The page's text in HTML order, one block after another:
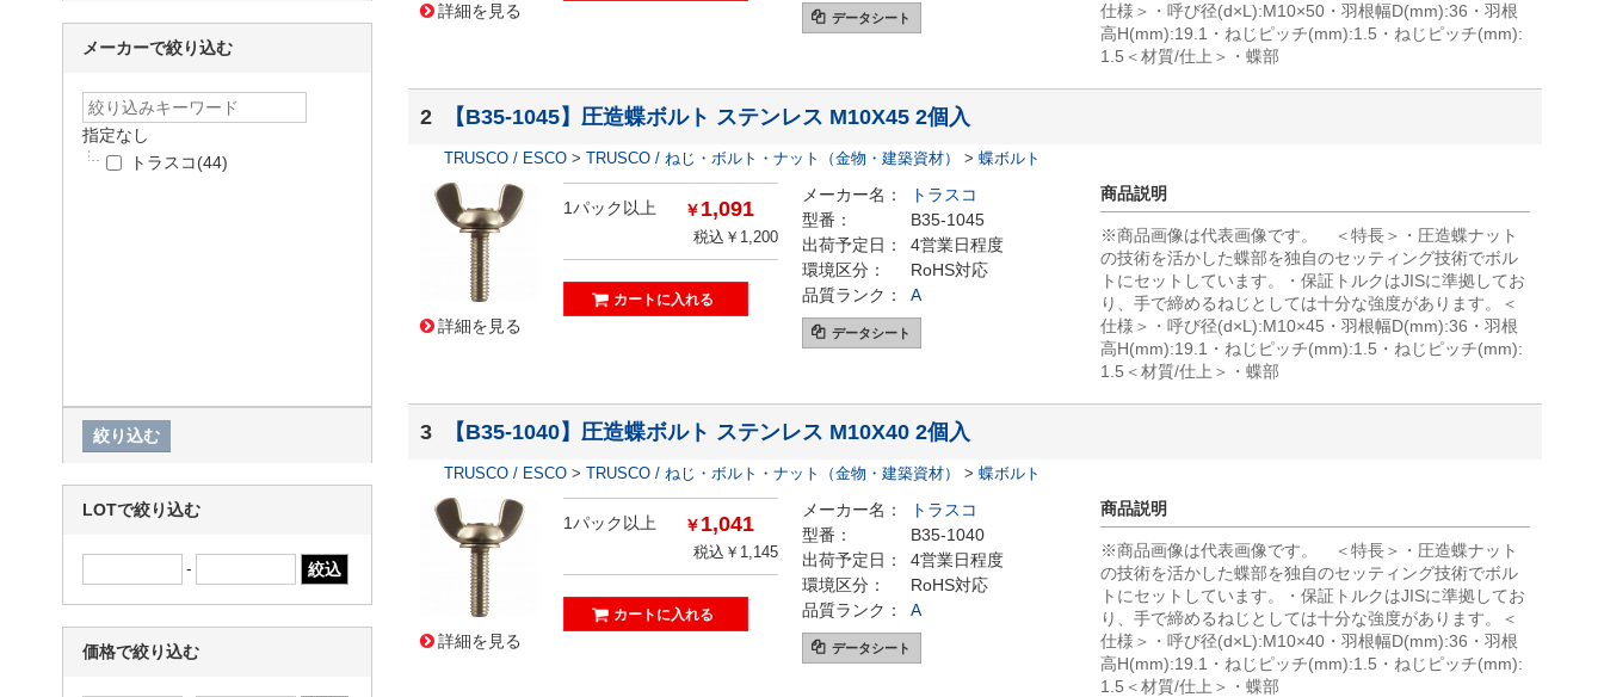
詳細を見る データシート
仕様＞・呼び径(d×L):M10×50・羽根幅D(mm):36・羽根
高H(mm):19.1・ねじピッチ(mm):1.5・ねじピッチ(mm):
1.5＜材質/仕上＞・蝶部
2 【B35-1045】圧造蝶ボルト ステンレス M10X45 2個入
TRUSCO / ESCO > TRUSCO / ねじ・ボルト・ナット（金物・建築資材） > 蝶ボルト
詳細を見る
1パック以上 ￥1,091
税込￥1,200
メーカー名：
トラスコ
型番：
B35-1045
出荷予定日：
4営業日程度
環境区分：
RoHS対応
品質ランク：
A
データシート
商品説明
※商品画像は代表画像です。 ＜特長＞・圧造蝶ナット
の技術を活かした蝶部を独自のセッティング技術でボル
トにセットしています。・保証トルクはJISに準拠してお
り、手で締めるねじとしては十分な強度があります。＜
仕様＞・呼び径(d×L):M10×45・羽根幅D(mm):36・羽根
高H(mm):19.1・ねじピッチ(mm):1.5・ねじピッチ(mm):
1.5＜材質/仕上＞・蝶部
3 【B35-1040】圧造蝶ボルト ステンレス M10X40 2個入
TRUSCO / ESCO > TRUSCO / ねじ・ボルト・ナット（金物・建築資材） > 蝶ボルト
詳細を見る
1パック以上 ￥1,041
税込￥1,145
メーカー名：
トラスコ
型番：
B35-1040
出荷予定日：
4営業日程度
環境区分：
RoHS対応
品質ランク：
A
データシート
商品説明
※商品画像は代表画像です。 ＜特長＞・圧造蝶ナット
の技術を活かした蝶部を独自のセッティング技術でボル
トにセットしています。・保証トルクはJISに準拠してお
り、手で締めるねじとしては十分な強度があります。＜
仕様＞・呼び径(d×L):M10×40・羽根幅D(mm):36・羽根
高H(mm):19.1・ねじピッチ(mm):1.5・ねじピッチ(mm):
1.5＜材質/仕上＞・蝶部
メーカーで絞り込む
指定なし
トラスコ(44)
LOTで絞り込む
-
価格で絞り込む